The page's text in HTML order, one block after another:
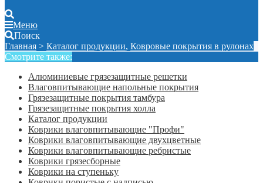
Меню
Поиск
Главная > Каталог продукции, Ковровые покрытия в рулонах
Смотрите также:
Алюминиевые грязезащитные решетки
Влаговпитывающие напольные покрытия
Грязезащитные покрытия тамбура
Грязезащитные покрытия холла
Каталог продукции
Коврики влаговпитывающие "Профи"
Коврики влаговпитывающие двухцветные
Коврики влаговпитывающие ребристые
Коврики грязесборные
Коврики на ступеньку